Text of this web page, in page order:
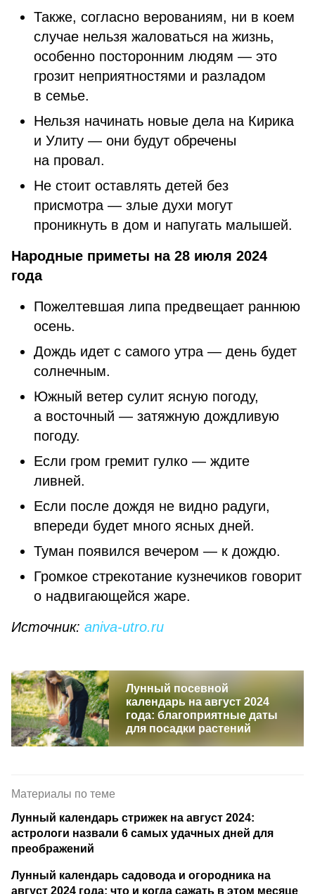
Также, согласно верованиям, ни в коем
случае нельзя жаловаться на жизнь,
особенно посторонним людям — это
грозит неприятностями и разладом
в семье.
Нельзя начинать новые дела на Кирика
и Улиту — они будут обречены
на провал.
Не стоит оставлять детей без
присмотра — злые духи могут
проникнуть в дом и напугать малышей.
Народные приметы на 28 июля 2024
года
Пожелтевшая липа предвещает раннюю
осень.
Дождь идет с самого утра — день будет
солнечным.
Южный ветер сулит ясную погоду,
а восточный — затяжную дождливую
погоду.
Если гром гремит гулко — ждите
ливней.
Если после дождя не видно радуги,
впереди будет много ясных дней.
Туман появился вечером — к дождю.
Громкое стрекотание кузнечиков говорит
о надвигающейся жаре.
Источник: aniva-utro.ru
Лунный посевной
календарь на август 2024
года: благоприятные даты
для посадки растений
Материалы по теме
Лунный календарь стрижек на август 2024:
астрологи назвали 6 самых удачных дней для
преображений
Лунный календарь садовода и огородника на
август 2024 года: что и когда сажать в этом месяце